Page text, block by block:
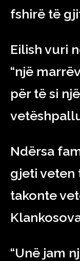
fshirë të
Eilish vuri
“një
për të si
Ndërsa
gjeti veten
takonte
“Unë jam